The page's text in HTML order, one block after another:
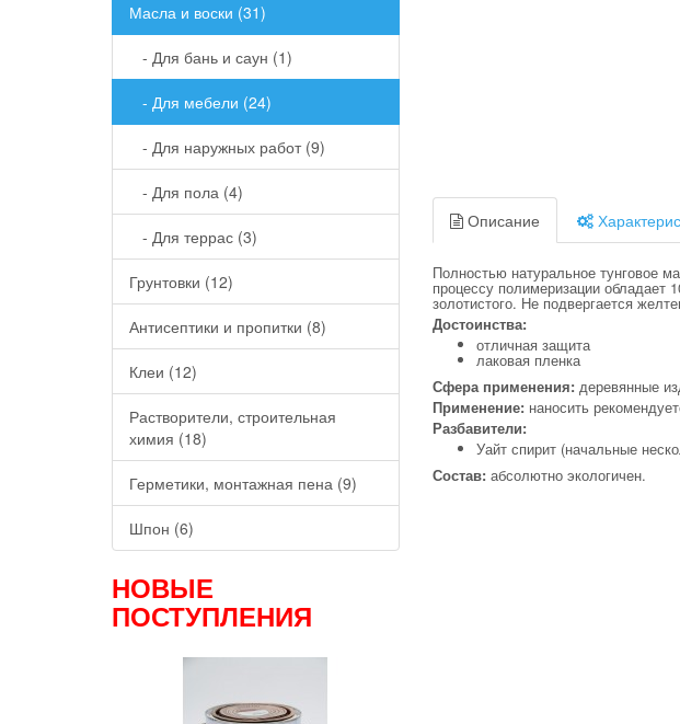
Масла и воски (31)
- Для бань и саун (1)
- Для мебели (24)
- Для наружных работ (9)
- Для пола (4)
- Для террас (3)
Грунтовки (12)
Антисептики и пропитки (8)
Клеи (12)
Растворители, строительная
химия (18)
Герметики, монтажная пена (9)
Шпон (6)
НОВЫЕ
ПОСТУПЛЕНИЯ
Описание
Полностью натуральное тунговое
процессу полимеризации обладает
золотистого. Не подвергается
Достоинства:
отличная защита
лаковая пленка
Сфера применения: деревянные
Применение: наносить
Разбавители:
Уайт спирит (начальные
Состав: абсолютно экологичен.